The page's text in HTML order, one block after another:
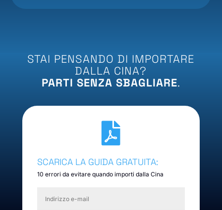
STAI PENSANDO DI IMPORTARE
DALLA CINA?
PARTI SENZA SBAGLIARE.

SCARICA LA GUIDA GRATUITA:
10 errori da evitare quando importi dalla Cina